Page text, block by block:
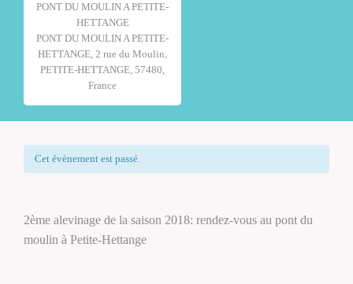
PONT DU MOULIN A PETITE-
HETTANGE
PONT DU MOULIN A PETITE-
HETTANGE, 2 rue du Moulin,
PETITE-HETTANGE, 57480,
France
Cet évènement est passé.
2ème alevinage de la saison 2018: rendez-vous au pont du
moulin à Petite-Hettange